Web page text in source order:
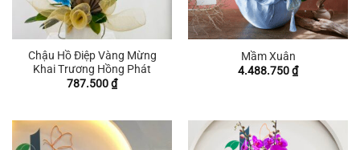
Chậu Hồ Điệp Vàng Mừng
Khai Trương Hồng Phát
787.500₫
Mầm Xuân
4.488.750₫